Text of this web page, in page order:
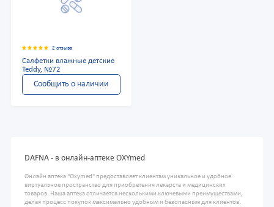
2 отзыва
Салфетки влажные детские
Teddy, №72
Сообщить о наличии
DAFNA - в онлайн-аптеке OXYmed
Онлайн аптека "Oxymed" предоставляет клиентам уникальное и удобное
виртуальное пространство для приобретения лекарств и медицинских
товаров. Наша аптека отличается несколькими ключевыми преимуществами,
делая процесс покупок максимально удобным и безопасным для клиентов.